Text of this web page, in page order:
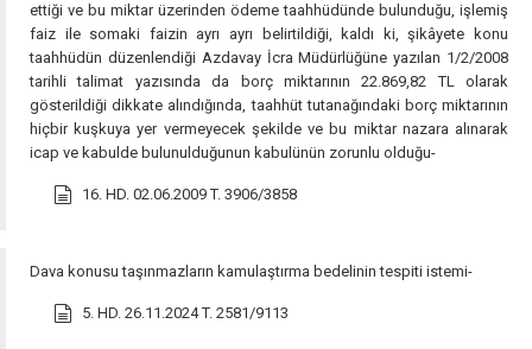
ettiği ve bu miktar üzerinden ödeme taahhüdünde bulunduğu, işlemiş
faiz ile somaki faizin ayrı ayrı belirtildiği, kaldı ki, şikâyete konu
taahhüdün düzenlendiği Azdavay İcra Müdürlüğüne yazılan 1/2/2008
tarihli talimat yazısında da borç miktarının 22.869,82 TL olarak
gösterildiği dikkate alındığında, taahhüt tutanağındaki borç miktarının
hiçbir kuşkuya yer vermeyecek şekilde ve bu miktar nazara alınarak
icap ve kabulde bulunulduğunun kabulünün zorunlu olduğu-
16. HD. 02.06.2009 T. 3906/3858
Dava konusu taşınmazların kamulaştırma bedelinin tespiti istemi-
5. HD. 26.11.2024 T. 2581/9113